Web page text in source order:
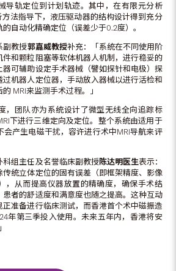
导轨定位到计划轨迹。其中，在有限元分析
方法指导下，液压驱动器的结构设计得到充分
自动化精确定位（误差少于0.2度）。
副教授郭嘉威教授补充：「系统在不同使用阶
和颗粒阻塞等软体机器人机制，进行稳妥的
可辅助设定手术器械（譬如探针和电极）探
机器人定位器，手动放入器械以进行活检和
MRI来监测手术过程。」
，团队亦为系统设计了微型无线全向追踪标
下进行三维定向及定位。整个系统由适用于
会产生电磁干扰，容许进行术中MRI导航来评
组主任及名誉临床副教授陈达明医生表示：
传统立体定位的固有误差（即框架精度、影像
，从而提高仪器放置的精确度，确保手术结
者的舒适度和满意度也随之提高。这种互动
准备进行临床测试，而香港首个术中磁振造
年第三季投入使用。未来五年内，香港将安